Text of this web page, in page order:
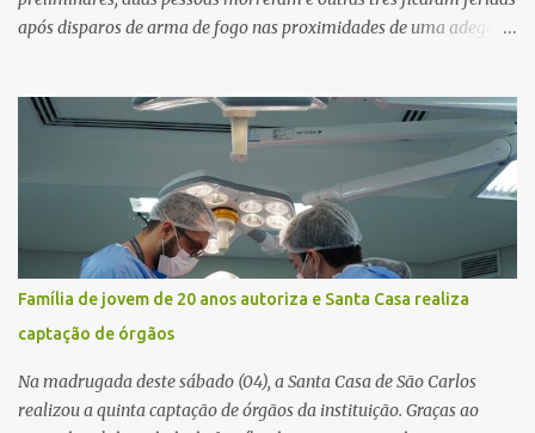
após disparos de arma de fogo nas proximidades de uma adega. O
começado dentro do estabelecimento e se estendido para a área
externa, quando dois homens armados passaram a efetuar
diversos disparos. Duas vítimas morreram ainda no local. Outras
três pessoas foram baleadas e socorridas. Até o momento, não
foram divulgadas informações oficiais sobre o estado de saúde dos
feridos. Equipes da Polícia Militar de Santa Gertrudes atenderam a
ocorrência e isolaram a área para o trabalho da perícia. Até a
última atualização, nenhum suspeito havia sido preso. A Polícia
Civil investigará a motivação da briga, a autoria dos disparos e as
circunstâncias do crime. A ocorrência segue em anda...
Família de jovem de 20 anos autoriza e Santa Casa realiza
captação de órgãos
Na madrugada deste sábado (04), a Santa Casa de São Carlos
realizou a quinta captação de órgãos da instituição. Graças ao